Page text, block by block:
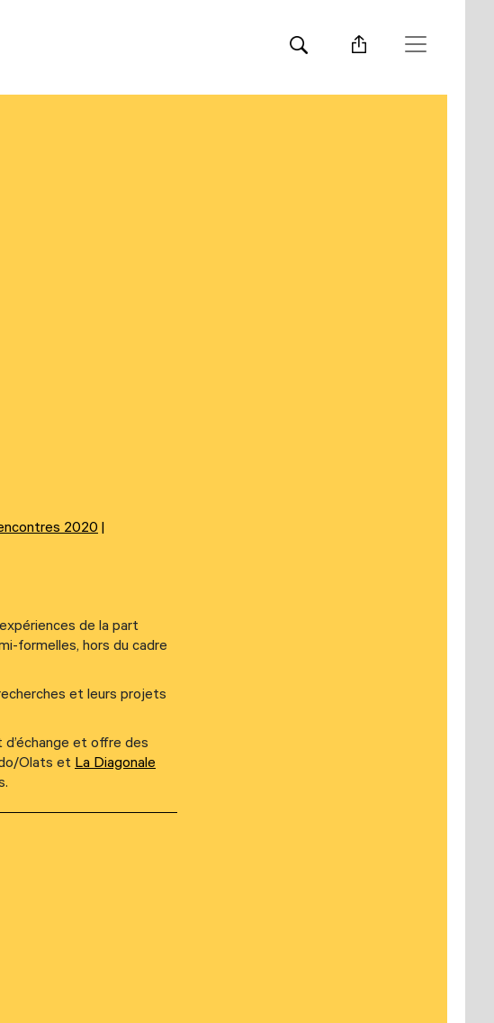
2020
de la part
formelles, hors du cadre
et leurs projets
et offre des
Olats et La Diagonale